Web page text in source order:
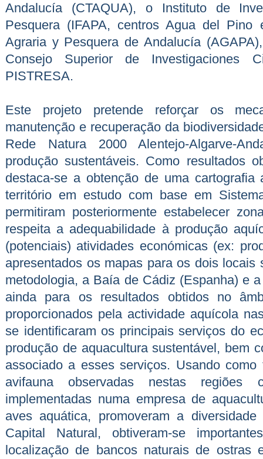
Andalucía (CTAQUA), o Instituto de
Pesquera (IFAPA, centros Agua del
Agraria y Pesquera de Andalucía
Consejo Superior de Investigaciones
PISTRESA.
Este projeto pretende reforçar os
manutenção e recuperação da
Rede Natura 2000 Alentejo-Algarve-
produção sustentáveis. Como resultados
destaca-se a obtenção de uma
território em estudo com base em
permitiram posteriormente estabelecer
respeita a adequabilidade à produção
(potenciais) atividades económicas (ex:
apresentados os mapas para os dois locais
metodologia, a Baía de Cádiz (Espanha) e
ainda para os resultados obtidos no
proporcionados pela actividade aquícola
se identificaram os principais serviços do
produção de aquacultura sustentável, bem
associado a esses serviços. Usando
avifauna observadas nestas regiões
implementadas numa empresa de
aves aquática, promoveram a
Capital Natural, obtiveram-se
localização de bancos naturais de ostras